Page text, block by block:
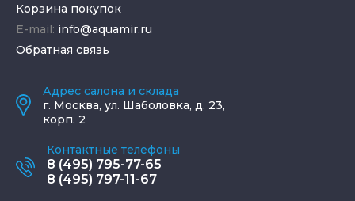
Корзина покупок
E-mail: info@aquamir.ru
Обратная связь
Адрес салона и склада
г. Москва, ул. Шаболовка, д. 23,
корп. 2
Контактные телефоны
8 (495) 795-77-65
8 (495) 797-11-67